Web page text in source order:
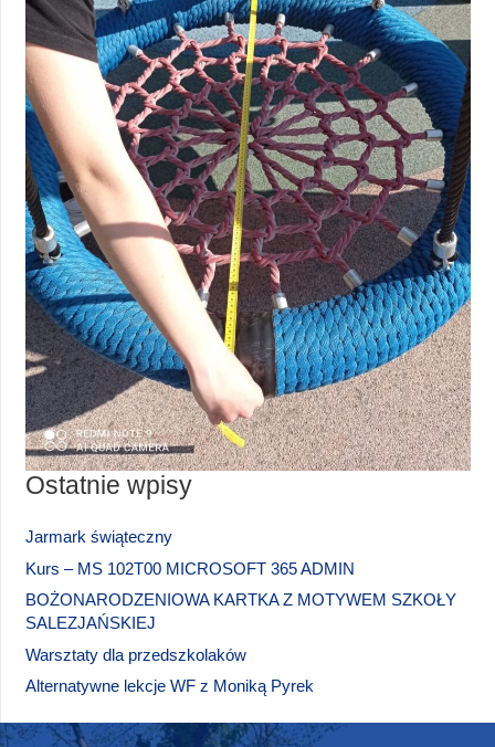
Ostatnie wpisy
Jarmark świąteczny
Kurs – MS 102T00 MICROSOFT 365 ADMIN
BOŻONARODZENIOWA KARTKA Z MOTYWEM SZKOŁY
SALEZJAŃSKIEJ
Warsztaty dla przedszkolaków
Alternatywne lekcje WF z Moniką Pyrek